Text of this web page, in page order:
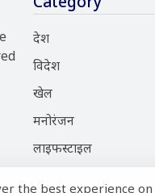
देश
विदेश
खेल
मनोरंजन
लाइफस्टाइल
the best experience